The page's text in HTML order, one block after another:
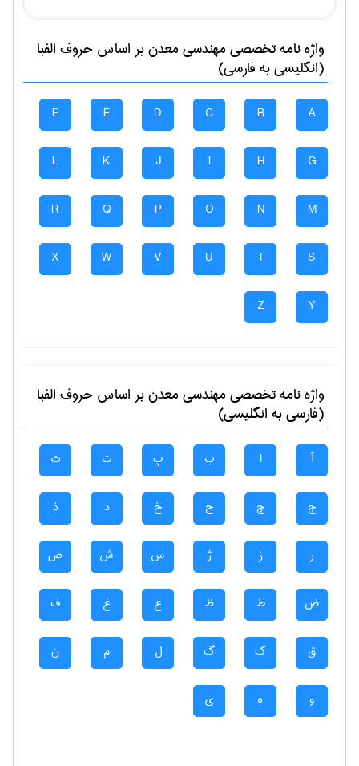
واژه نامه تخصصیمهندسی معدنبر اساس حروف الفبا
(انگلیسی به فارسی)
A
B
C
D
E
F
G
H
I
J
K
L
M
N
O
P
Q
R
S
T
U
V
W
X
Y
Z
واژه نامه تخصصیمهندسی معدنبر اساس حروف الفبا
(فارسی به انگلیسی)
آ ا ب پ ت ث
ج چ ح خ د ذ
ر ز ژ س ش ص
ض ط ظ ع غ ف
ق ک گ ل م ن
و ه ی